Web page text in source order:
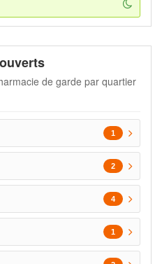
de garde par quartier
1
2
4
1